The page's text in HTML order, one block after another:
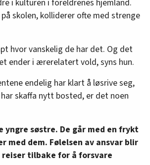
i kulturen i foreldrenes hjemland.
skolen, kolliderer ofte med strenge
hvor vanskelig de har det. Og det
ender i ærerelatert vold, syns hun.
endelig har klart å løsrive seg,
skaffa nytt bosted, er det noen
yngre søstre. De går med en frykt
med dem. Følelsen av ansvar blir
tilbake for å forsvare